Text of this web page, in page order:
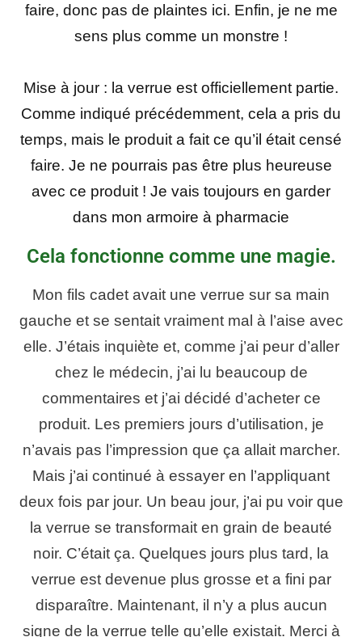
faire, donc pas de plaintes ici. Enfin, je ne me
sens plus comme un monstre !
Mise à jour : la verrue est officiellement partie.
Comme indiqué précédemment, cela a pris du
temps, mais le produit a fait ce qu’il était censé
faire. Je ne pourrais pas être plus heureuse
avec ce produit ! Je vais toujours en garder
dans mon armoire à pharmacie
Cela fonctionne comme une magie.
Mon fils cadet avait une verrue sur sa main
gauche et se sentait vraiment mal à l’aise avec
elle. J’étais inquiète et, comme j’ai peur d’aller
chez le médecin, j’ai lu beaucoup de
commentaires et j’ai décidé d’acheter ce
produit. Les premiers jours d’utilisation, je
n’avais pas l’impression que ça allait marcher.
Mais j’ai continué à essayer en l’appliquant
deux fois par jour. Un beau jour, j’ai pu voir que
la verrue se transformait en grain de beauté
noir. C’était ça. Quelques jours plus tard, la
verrue est devenue plus grosse et a fini par
disparaître. Maintenant, il n’y a plus aucun
signe de la verrue telle qu’elle existait. Merci à